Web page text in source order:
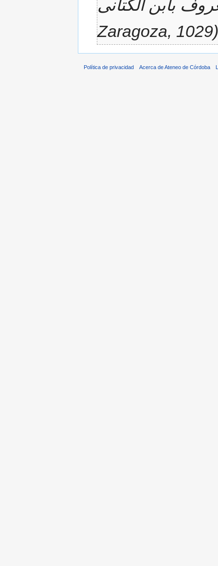
Zaragoza,
Política de privacidad Acerca de Ateneo de Córdoba